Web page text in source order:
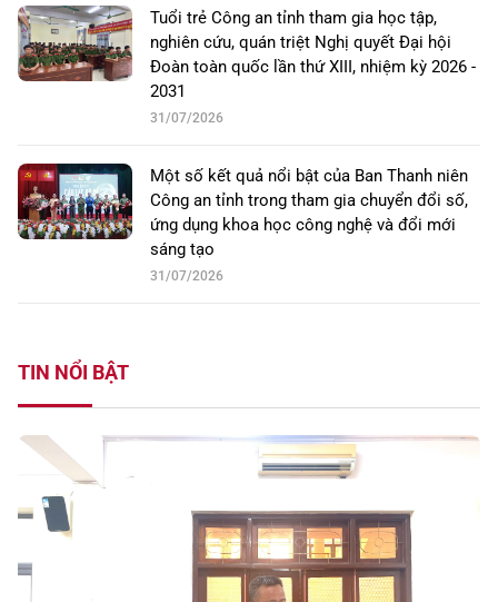
Tuổi trẻ Công an tỉnh tham gia học tập,
nghiên cứu, quán triệt Nghị quyết Đại hội
Đoàn toàn quốc lần thứ XIII, nhiệm kỳ 2026 -
2031
31/07/2026
Một số kết quả nổi bật của Ban Thanh niên
Công an tỉnh trong tham gia chuyển đổi số,
ứng dụng khoa học công nghệ và đổi mới
sáng tạo
31/07/2026
TIN NỔI BẬT